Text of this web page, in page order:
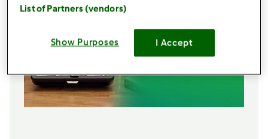
List of Partners (vendors)
Show Purposes I Accept